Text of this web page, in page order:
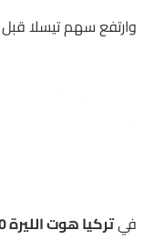
وارتفع سهم تيسلا قبل
فيتركيا هوت الليرة 10% أمام الدولار الامريكي